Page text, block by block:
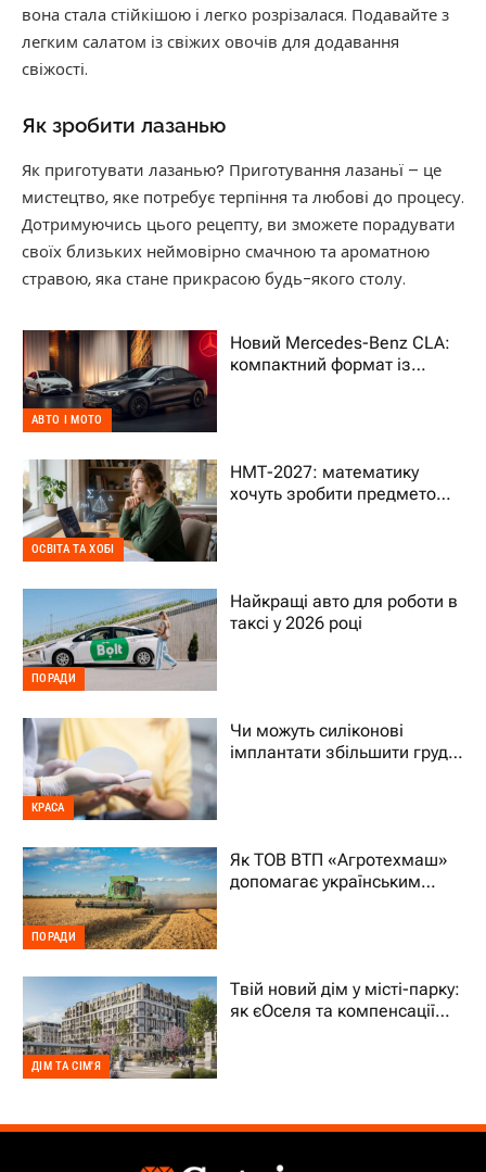
вона стала стійкішою і легко розрізалася. Подавайте з
легким салатом із свіжих овочів для додавання
свіжості.
Як зробити лазанью
Як приготувати лазанью? Приготування лазаньї – це
мистецтво, яке потребує терпіння та любові до процесу.
Дотримуючись цього рецепту, ви зможете порадувати
своїх близьких неймовірно смачною та ароматною
стравою, яка стане прикрасою будь-якого столу.
АВТО І МОТО
Новий Mercedes-Benz CLA:
компактний формат із
ОСВІТА ТА ХОБІ
НМТ-2027: математику
хочуть зробити предметом
ПОРАДИ
Найкращі авто для роботи в
таксі у 2026 році
КРАСА
Чи можуть силіконові
імплантати збільшити груди
ПОРАДИ
Як ТОВ ВТП «Агротехмаш»
допомагає українським
ДІМ ТА СІМ'Я
Твій новий дім у місті-парку:
як єОселя та компенсації